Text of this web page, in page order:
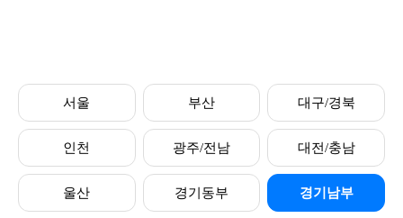
서울 부산 대구/경북
인천 광주/전남 대전/충남
울산 경기동부 경기남부